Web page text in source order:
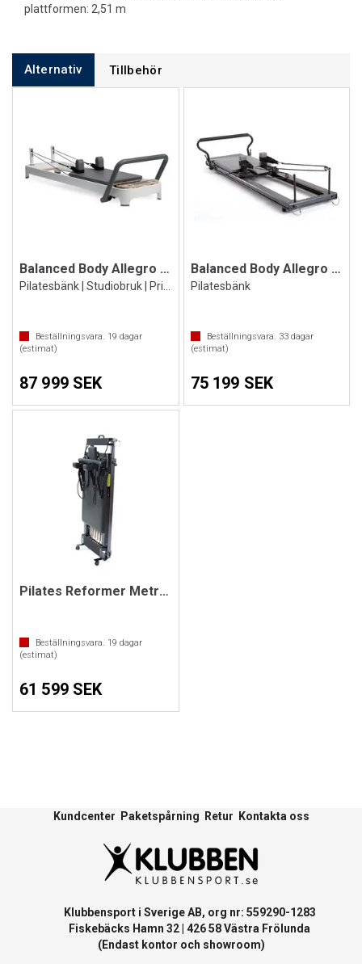
plattformen: 2,51 m
Alternativ Tillbehör
Balanced Body Allegro 2 Reformer
Beställningsvara. 19 dagar
(estimat)
87 999 SEK
Balanced Body Allegro Reformer
Pilatesbänk
Beställningsvara. 33dagar
(estimat)
75 199 SEK
Pilates Reformer Metro IQ
Beställningsvara. 19 dagar
(estimat)
61 599 SEK
Kundcenter Paketspårning Retur Kontakta oss
Klubbensport i Sverige AB, org nr: 559290-1283
Fiskebäcks Hamn 32 | 426 58 Västra Frölunda
(Endast kontor och showroom)